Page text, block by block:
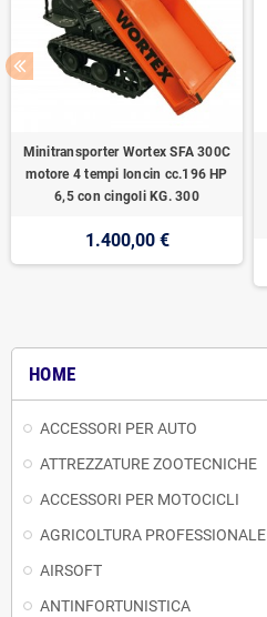
HOME
ACCESSORI PER AUTO
ATTREZZATURE ZOOTECNICHE
ACCESSORI PER MOTOCICLI
AGRICOLTURA PROFESSIONALE
AIRSOFT
ANTINFORTUNISTICA
Minitransporter Wortex SFA 300C
motore 4 tempi loncin cc.196 HP
6,5 con cingoli KG. 300
1.400,00 €